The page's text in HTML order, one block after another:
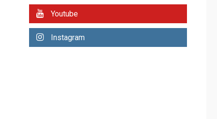
2
privatización
Youtube
Instagram